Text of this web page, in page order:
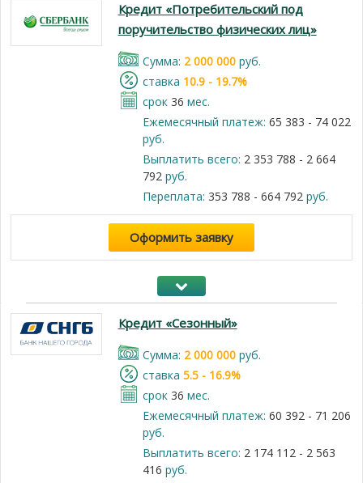
Кредит «Потребительский под
поручительство физических лиц»
Cумма: 2 000 000руб.
cтавка 10.9 - 19.7%
срок 36 мес.
Ежемесячный платеж: 65 383 - 74 022
руб.
Выплатить всего: 2 353 788 - 2 664
792руб.
Переплата: 353 788 - 664 792руб.
Оформить заявку
Кредит «Сезонный»
Cумма: 2 000 000руб.
cтавка 5.5 - 16.9%
срок 36 мес.
Ежемесячный платеж: 60 392 - 71 206
руб.
Выплатить всего: 2 174 112 - 2 563
416 руб.